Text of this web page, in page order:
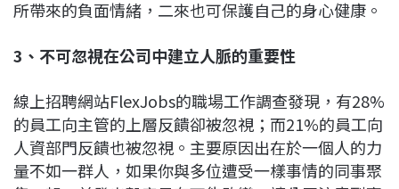
所帶來的負面情緒，二來也可保護自己的身心健康。
3、不可忽視在公司中建立人脈的重要性
線上招聘網站FlexJobs的職場工作調查發現，有28%
的員工向主管的上層反饋卻被忽視；而21%的員工向
人資部門反饋也被忽視。主要原因出在於一個人的力
量不如一群人，如果你與多位遭受一樣事情的同事聚